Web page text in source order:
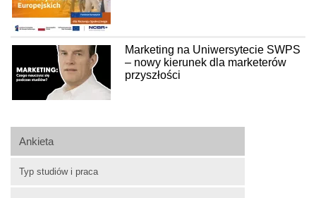
Ankieta
Typ studiów i praca
Marketing na Uniwersytecie SWPS
– nowy kierunek dla marketerów
przyszłości